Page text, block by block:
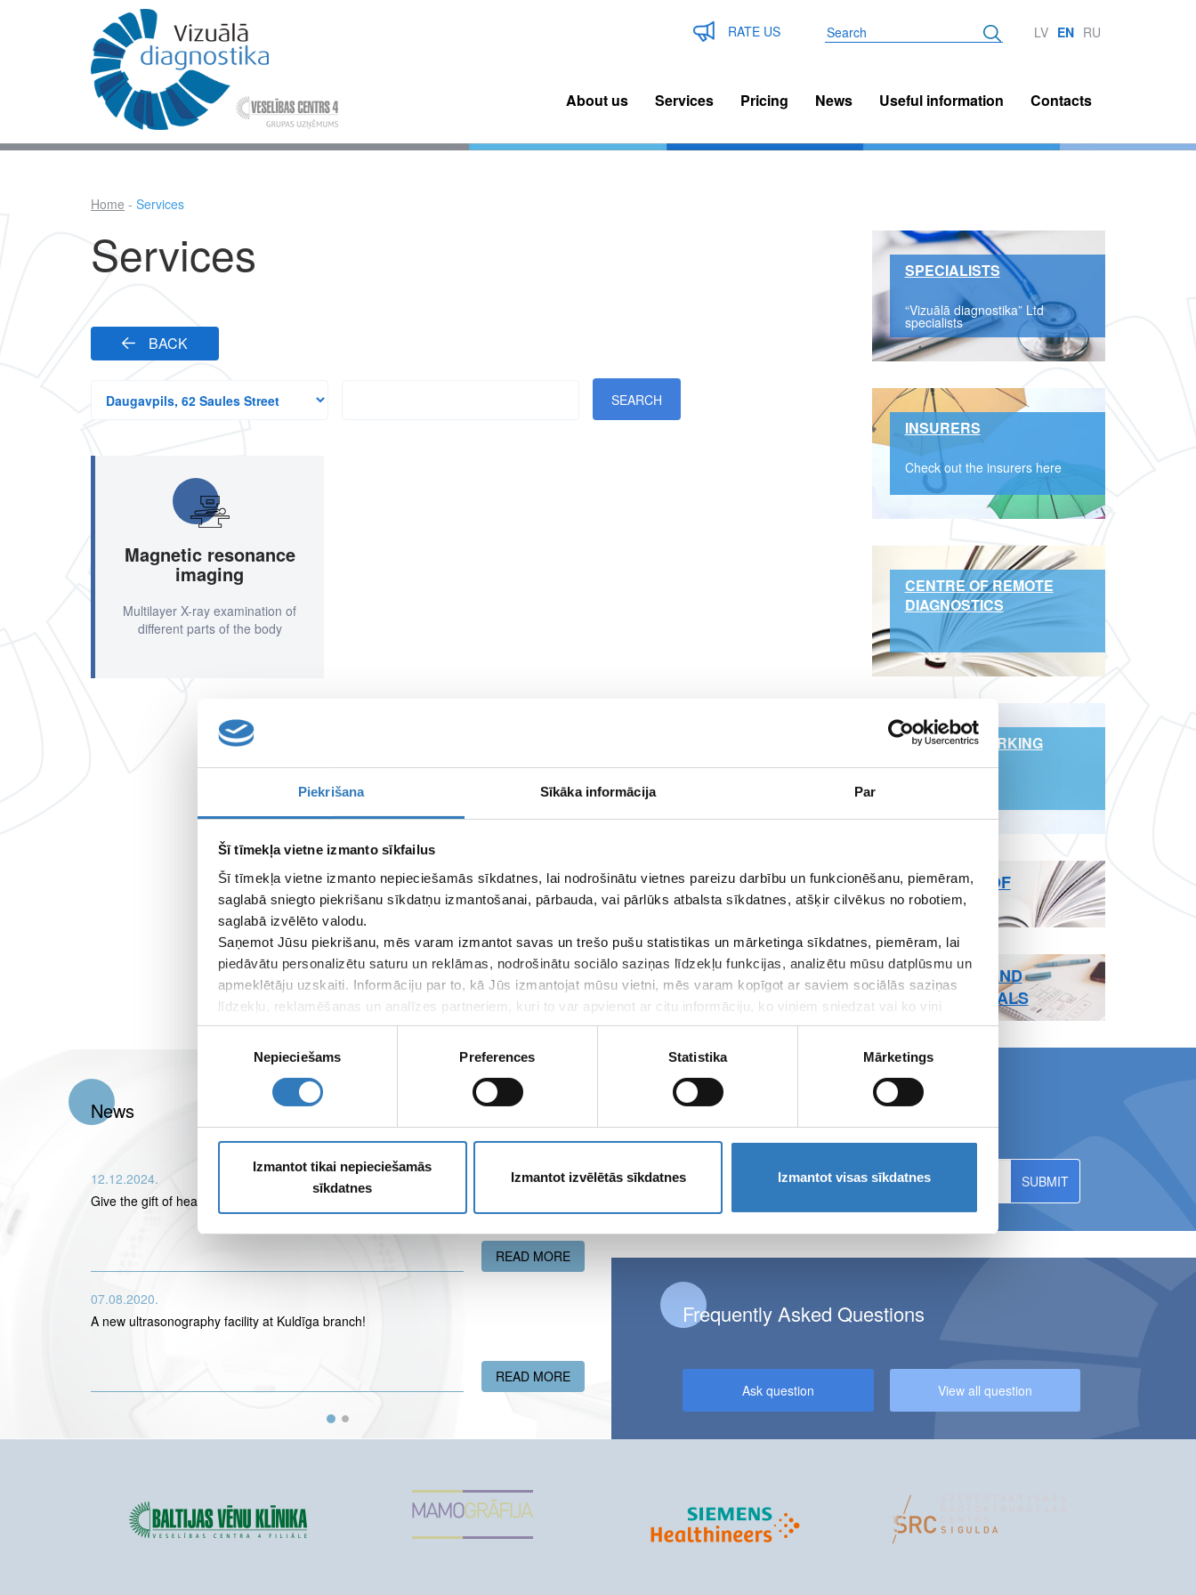
Piekrišana Sīkāka informācija Par
Šī tīmekļa vietne izmanto sīkfailus
Šī tīmekļa vietne izmanto nepieciešamās sīkdatnes, lai nodrošinātu vietnes pareizu darbību un funkcionēšanu, piemēram,
saglabā sniegto piekrišanu sīkdatņu izmantošanai, pārbauda, vai pārlūks atbalsta sīkdatnes, atšķir cilvēkus no robotiem,
saglabā izvēlēto valodu.
Saņemot Jūsu piekrišanu, mēs varam izmantot savas un trešo pušu statistikas un mārketinga sīkdatnes, piemēram, lai
piedāvātu personalizētu saturu un reklāmas, nodrošinātu sociālo saziņas līdzekļu funkcijas, analizētu mūsu datplūsmu un
apmeklētāju uzskaiti. Informāciju par to, kā Jūs izmantojat mūsu vietni, mēs varam kopīgot ar saviem sociālās saziņas
līdzekļu, reklamēšanas un analīzes partneriem, kuri to var apvienot ar citu informāciju, ko viņiem sniedzat vai ko viņi
apkopo, kad lietojat viņu pakalpojumus.
Nepieciešams Preferences Statistika Mārketings
Izmantot tikai nepieciešamās
sīkdatnes
Izmantot izvēlētās sīkdatnes Izmantot visas sīkdatnes
LV EN RU
Search
RATE US
navigation
About us Services Pricing News Useful information Contacts
Home Services
Services
BACK
branches
Magnetic resonance
imaging
Multilayer X-ray examination of
different parts of the body
SPECIALISTS
“Vizuālā diagnostika” Ltd
specialists
INSURERS
Check out the insurers here
CENTRE OF REMOTE
DIAGNOSTICS
BRANCH WORKING
HOURS
PAGE TERMS OF
USE
PROPERTIES AND
MEDIA MATERIALS
News
12.12.2024.
Give the gift of health!
READ MORE ABOUT GIVE THE GIFT OF HEALTH!
07.08.2020.
A new ultrasonography facility at Kuldīga branch!
READ MORE ABOUT A NEW ULTRASONOGRAPHY FACILITY AT KULDĪGA BRANCH!
Apply for news!
mail
Frequently Asked Questions
Ask question View all question